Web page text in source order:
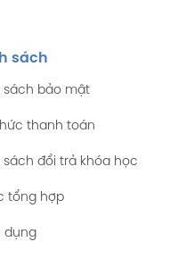
sách
sách bảo mật
thanh toán
sách đổi trả khóa học
tổng hợp
dụng